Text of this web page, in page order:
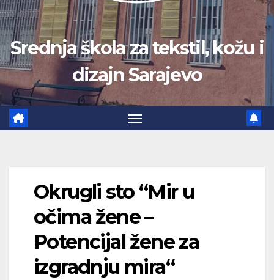
Srednja škola za tekstil, kožu i
dizajn Sarajevo
Okrugli sto “Mir u
očima žene –
Potencijal žene za
izgradnju mira“